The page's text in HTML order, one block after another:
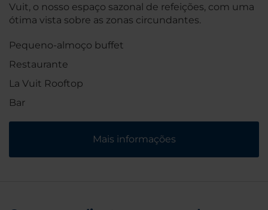
Vuit, o nosso espaço sazonal de refeições, com uma
ótima vista sobre as zonas circundantes.
Pequeno-almoço buffet
Restaurante
La Vuit Rooftop
Bar
Mais informações